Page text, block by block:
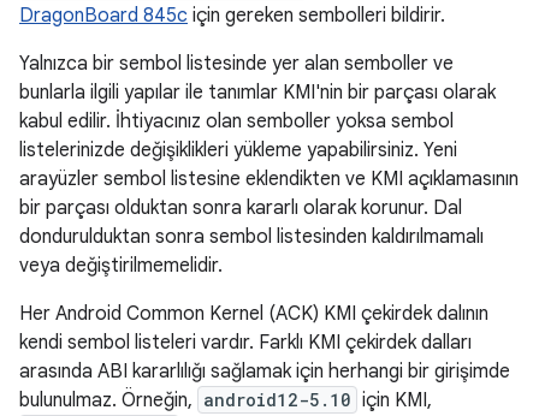
DragonBoard 845c için gereken sembolleri bildirir.
Yalnızca bir sembol listesinde yer alan semboller ve
bunlarla ilgili yapılar ile tanımlar KMI'nin bir parçası olarak
kabul edilir. İhtiyacınız olan semboller yoksa sembol
listelerinizde değişiklikleri yükleme yapabilirsiniz. Yeni
arayüzler sembol listesine eklendikten ve KMI açıklamasının
bir parçası olduktan sonra kararlı olarak korunur. Dal
dondurulduktan sonra sembol listesinden kaldırılmamalı
veya değiştirilmemelidir.
Her Android Common Kernel (ACK) KMI çekirdek dalının
kendi sembol listeleri vardır. Farklı KMI çekirdek dalları
arasında ABI kararlılığı sağlamak için herhangi bir girişimde
bulunulmaz. Örneğin, android12-5.10 için KMI,